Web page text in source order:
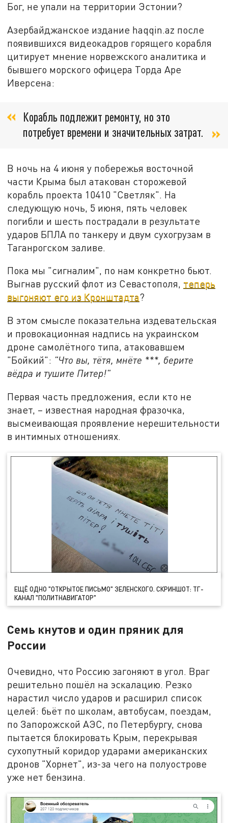
Бог, не упали на территории Эстонии?
Азербайджанское издание haqqin.az после
появившихся видеокадров горящего корабля
цитирует мнение норвежского аналитика и
бывшего морского офицера Торда Аре
Иверсена:
Корабль подлежит ремонту, но это
потребует времени и значительных затрат.
В ночь на 4 июня у побережья восточной
части Крыма был атакован сторожевой
корабль проекта 10410 "Светляк". На
следующую ночь, 5 июня, пять человек
погибли и шесть пострадали в результате
ударов БПЛА по танкеру и двум сухогрузам в
Таганрогском заливе.
Пока мы "сигналим", по нам конкретно бьют.
Выгнав русский флот из Севастополя, теперь
выгоняют его из Кронштадта?
В этом смысле показательна издевательская
и провокационная надпись на украинском
дроне самолётного типа, атаковавшем
"Бойкий": "Что вы, тётя, мнёте ***, берите
вёдра и тушите Питер!"
Первая часть предложения, если кто не
знает, – известная народная фразочка,
высмеивающая проявление нерешительности
в интимных отношениях.
ЕЩЁ ОДНО "ОТКРЫТОЕ ПИСЬМО" ЗЕЛЕНСКОГО. СКРИНШОТ: ТГ-
КАНАЛ "ПОЛИТНАВИГАТОР"
Семь кнутов и один пряник для
России
Очевидно, что Россию загоняют в угол. Враг
решительно пошёл на эскалацию. Резко
нарастил число ударов и расширил список
целей: бьёт по школам, автобусам, поездам,
по Запорожской АЭС, по Петербургу, снова
пытается блокировать Крым, перекрывая
сухопутный коридор ударами американских
дронов "Хорнет", из-за чего на полуострове
уже нет бензина.